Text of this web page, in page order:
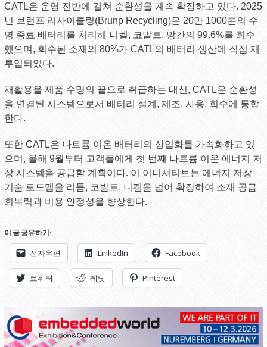
CATL은 운영 전반에 걸쳐 순환성을 계속 확장하고 있다. 2025
년 브런프 리사이클링(Brunp Recycling)은 20만 1000톤의 수
명 종료 배터리를 처리해 니켈, 코발트, 망간의 99.6%를 회수
했으며, 회수된 소재의 80%가 CATL의 배터리 생산에 직접 재
투입되었다.
재활용을 제품 수명의 끝으로 취급하는 대신, CATL은 순환성
을 연결된 시스템으로서 배터리 설계, 제조, 사용, 회수에 통합
한다.
또한 CATL은 나트륨 이온 배터리의 상업화를 가속화하고 있
으며, 올해 9월부터 고객들에게 첫 번째 나트륨 이온 에너지 저
장 시스템을 공급할 계획이다. 이 이니셔티브는 에너지 저장
기술 로드맵을 리튬, 코발트, 니켈을 넘어 확장하여 소재 공급
회복력과 비용 안정성을 향상한다.
이 글 공유하기:
전자우편 LinkedIn Facebook
트위터 레딧 Pinterest